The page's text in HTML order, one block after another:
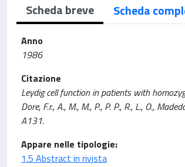
Scheda breve Scheda
Anno
1986
Citazione
Leydig cell function in patients with
Dore, F.r., A., M., M., P., P. P., R., L., O.,
A131.
Appare nelle tipologie:
1.5 Abstract in rivista